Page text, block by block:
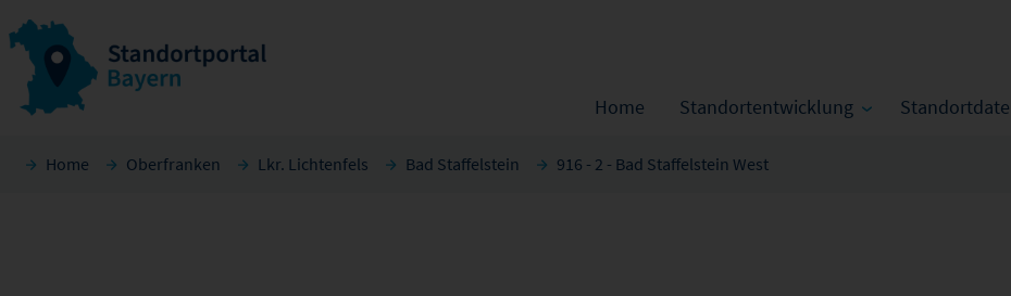
Home Standortentwicklung
Home Oberfranken Lkr. Lichtenfels Bad Staffelstein 916 - 2 - Bad Staffelstein West